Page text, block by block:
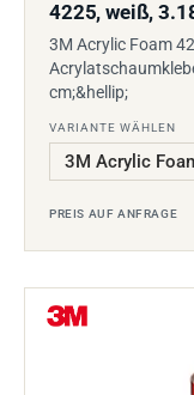
4225, weiß,
3M Acrylic Foam
cm;&hellip;
VARIANTE WÄHLEN
PREIS AUF ANFRAGE